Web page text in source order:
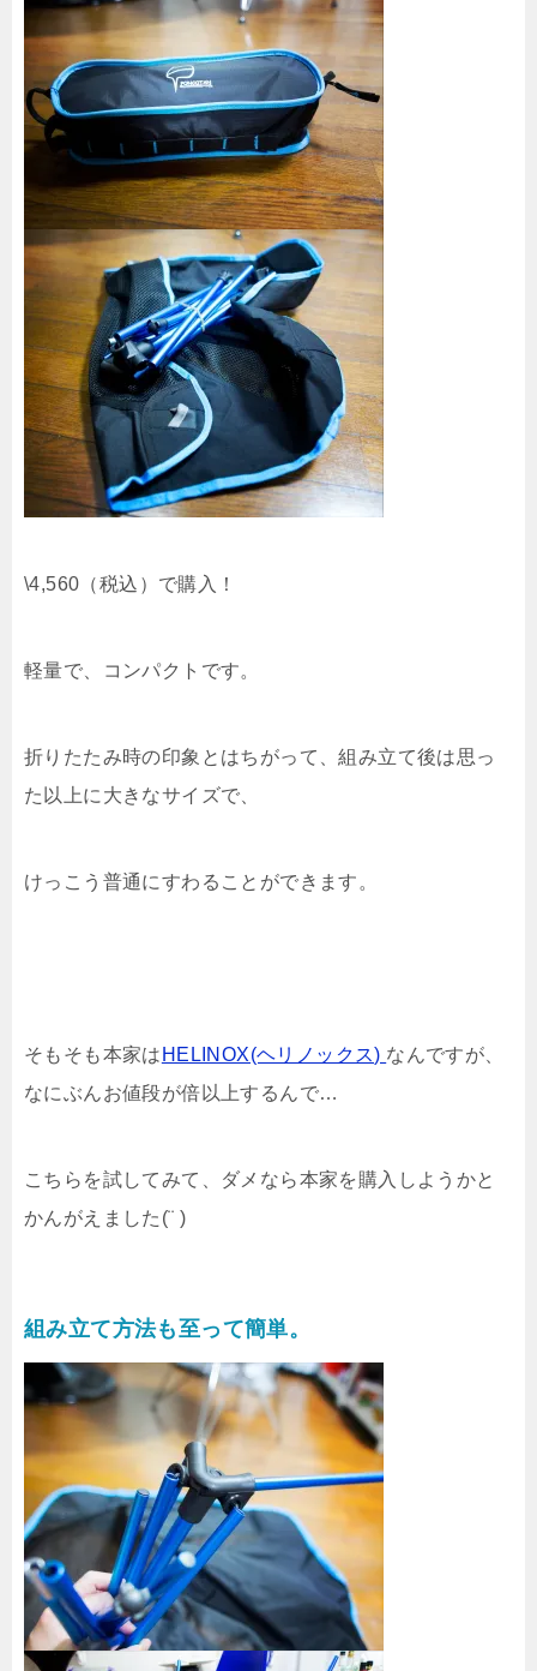
\4,560（税込）で購入！
軽量で、コンパクトです。
折りたたみ時の印象とはちがって、組み立て後は思っ
た以上に大きなサイズで、
けっこう普通にすわることができます。
そもそも本家は HELINOX(ヘリノックス) なんですが、
なにぶんお値段が倍以上するんで…
こちらを試してみて、ダメなら本家を購入しようかと
かんがえました(¨ )
組み立て方法も至って簡単。